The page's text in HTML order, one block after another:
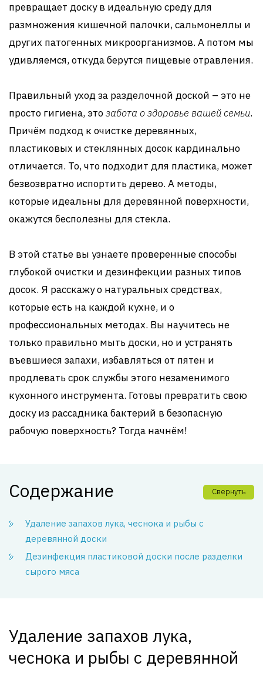
превращает доску в идеальную среду для
размножения кишечной палочки, сальмонеллы и
других патогенных микроорганизмов. А потом мы
удивляемся, откуда берутся пищевые отравления.
Правильный уход за разделочной доской – это не
просто гигиена, этозабота о здоровье вашей семьи.
Причём подход к очистке деревянных,
пластиковых и стеклянных досок кардинально
отличается. То, что подходит для пластика, может
безвозвратно испортить дерево. А методы,
которые идеальны для деревянной поверхности,
окажутся бесполезны для стекла.
В этой статье вы узнаете проверенные способы
глубокой очистки и дезинфекции разных типов
досок. Я расскажу о натуральных средствах,
которые есть на каждой кухне, и о
профессиональных методах. Вы научитесь не
только правильно мыть доски, но и устранять
въевшиеся запахи, избавляться от пятен и
продлевать срок службы этого незаменимого
кухонного инструмента. Готовы превратить свою
доску из рассадника бактерий в безопасную
рабочую поверхность? Тогда начнём!
Содержание Свернуть
Удаление запахов лука, чеснока и рыбы с
деревянной доски
Дезинфекция пластиковой доски после разделки
сырого мяса
Удаление запахов лука,
чеснока и рыбы с деревянной